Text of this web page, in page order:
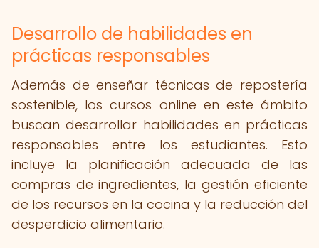
Desarrollo de habilidades en
prácticas responsables
Además de enseñar técnicas de repostería
sostenible, los cursos online en este ámbito
buscan desarrollar habilidades en prácticas
responsables entre los estudiantes. Esto
incluye la planificación adecuada de las
compras de ingredientes, la gestión eficiente
de los recursos en la cocina y la reducción del
desperdicio alimentario.